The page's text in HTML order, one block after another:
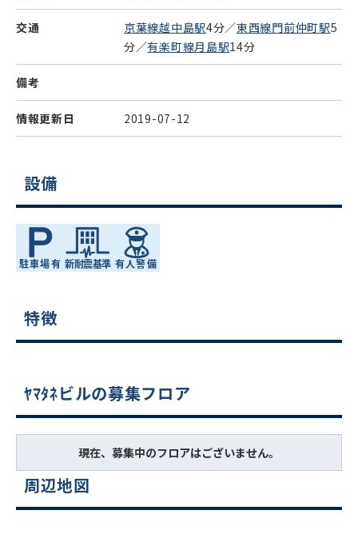
交通 京葉線越中島駅4分／東西線門前仲町駅5
分／有楽町線月島駅14分
備考
情報更新日 2019-07-12
設備
特徴
ﾔﾏﾀﾈビルの募集フロア
現在、募集中のフロアはございません。
周辺地図